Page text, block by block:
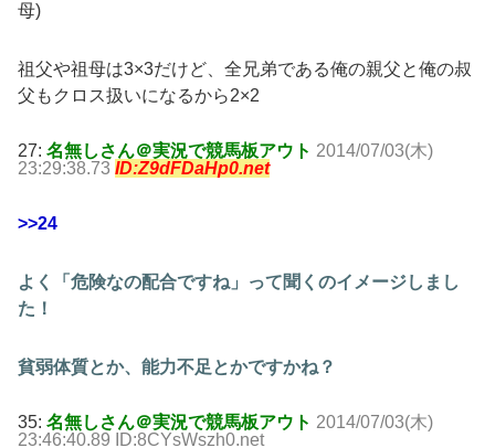
母)
祖父や祖母は3×3だけど、全兄弟である俺の親父と俺の叔
父もクロス扱いになるから2×2
27: 名無しさん＠実況で競馬板アウト 2014/07/03(木)
23:29:38.73 ID:Z9dFDaHp0.net
>>24
よく「危険なの配合ですね」って聞くのイメージしまし
た！
貧弱体質とか、能力不足とかですかね？
35: 名無しさん＠実況で競馬板アウト 2014/07/03(木)
23:46:40.89 ID:8CYsWszh0.net